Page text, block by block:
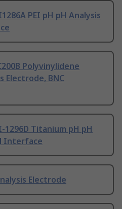
PEI pH pH Analysis
Polyvinylidene
Electrode, BNC
Titanium pH pH
Interface
Electrode